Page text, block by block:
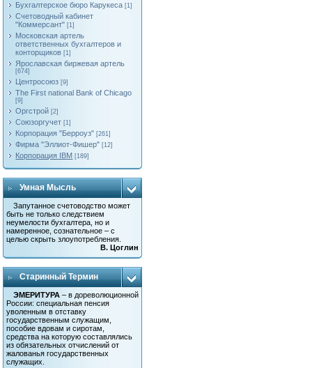
Бухгалтерское бюро Карукеса [1]
Счетоводный кабинет
"Коммерсант" [1]
Московская артель
ответственных бухгалтеров и
конторщиков [1]
Яроcлавская биржевая артель
[674]
Центросоюз [9]
The First national Bank of Chicago
[9]
Оргстрой [2]
Союзоргучет [1]
Корпорация "Берроуз" [261]
Фирма "Эллиот-Фишер" [12]
Корпорация IBM [189]
Умная Мысль
Запутанное счетоводство может
быть не только следствием
неумелости бухгалтера, но и
намеренное, сознательное – с
целью скрыть злоупотребления.
В. Цоглин
Старинный Термин
ЭМЕРИТУРА – в дореволюционной
России: специальная пенсия
уволенным в отставку
государственным служащим,
пособие вдовам и сиротам,
средства на которую составлялись
из обязательных отчислений от
жалованья государственных
служащих.